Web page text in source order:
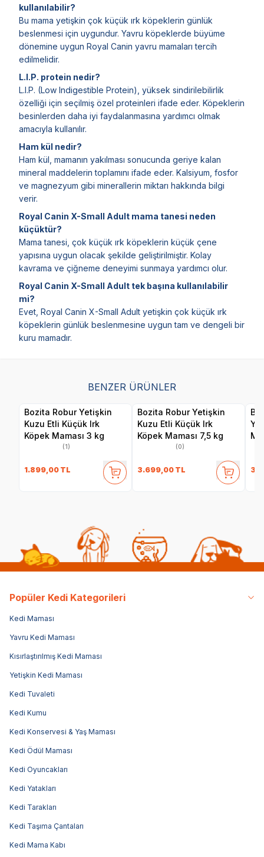
kullanılabilir?
Bu mama yetişkin çok küçük ırk köpeklerin günlük
beslenmesi için uygundur. Yavru köpeklerde büyüme
dönemine uygun Royal Canin yavru mamaları tercih
edilmelidir.
L.I.P. protein nedir?
L.I.P. (Low Indigestible Protein), yüksek sindirilebilirlik
özelliği için seçilmiş özel proteinleri ifade eder. Köpeklerin
besinlerden daha iyi faydalanmasına yardımcı olmak
amacıyla kullanılır.
Ham kül nedir?
Ham kül, mamanın yakılması sonucunda geriye kalan
mineral maddelerin toplamını ifade eder. Kalsiyum, fosfor
ve magnezyum gibi minerallerin miktarı hakkında bilgi
verir.
Royal Canin X-Small Adult mama tanesi neden
küçüktür?
Mama tanesi, çok küçük ırk köpeklerin küçük çene
yapısına uygun olacak şekilde geliştirilmiştir. Kolay
kavrama ve çiğneme deneyimi sunmaya yardımcı olur.
Royal Canin X-Small Adult tek başına kullanılabilir
mi?
Evet, Royal Canin X-Small Adult yetişkin çok küçük ırk
köpeklerin günlük beslenmesine uygun tam ve dengeli bir
kuru mamadır.
BENZER ÜRÜNLER
Bozita Robur Yetişkin
Kuzu Etli Küçük Irk
Köpek Maması 3 kg
(1)
1.899,00 TL
Bozita Robur Yetişkin
Kuzu Etli Küçük Irk
Köpek Maması 7,5 kg
(0)
3.699,00 TL
Popüler Kedi Kategorileri
Kedi Maması
Yavru Kedi Maması
Kısırlaştırılmış Kedi Maması
Yetişkin Kedi Maması
Kedi Tuvaleti
Kedi Kumu
Kedi Konservesi & Yaş Maması
Kedi Ödül Maması
Kedi Oyuncakları
Kedi Yatakları
Kedi Tarakları
Kedi Taşıma Çantaları
Kedi Mama Kabı